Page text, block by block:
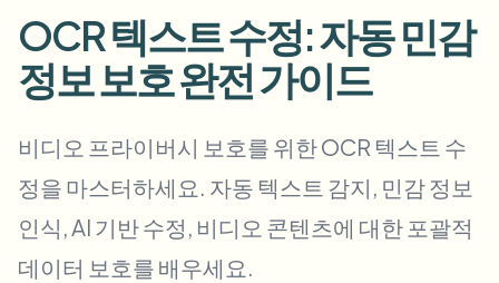
화면 녹화 블러
GDPR 준수 블러
거리 인터뷰 블러
게임 및 스트림 블러
무엇이든 블러
AI Video Object Remover
사진 얼굴 흐리기
얼굴 익명화
음성 익명화 도구
매장 및 창고 영상
의료
클리닉 및 환자 대면 비디오 거버넌스
공공 부문
FOIA, 안전한 공개 및 편집
대량 얼굴 익명화
대량 배치, 보존 및 SLA
도구
카테고리
제품
OCR 텍스트 수정: 자동 민감
정보 보호 완전 가이드
비디오 프라이버시 보호를 위한 OCR 텍스트 수
정을 마스터하세요. 자동 텍스트 감지, 민감 정보
인식, AI 기반 수정, 비디오 콘텐츠에 대한 포괄적
데이터 보호를 배우세요.